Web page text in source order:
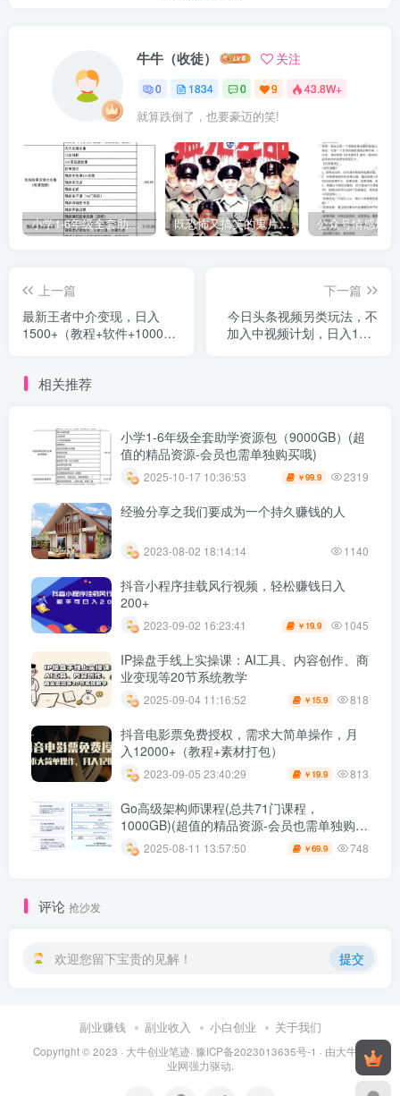
牛牛（收徒） 关注
0 1834 0 9 43.8W+
就算跌倒了，也要豪迈的笑!
小学1-6年级全套助学资源包（9000GB）(超值的精品资源-会员也需单独购买哦) 既恐怖又搞笑的鬼片（10部猛鬼恐怖片都是喜剧片）
上一篇
最新王者中介变现，日入
1500+（教程+软件+1000G
下一篇
今日头条视频另类玩法，不
加入中视频计划，日入100-
相关推荐
小学1-6年级全套助学资源包（9000GB）(超
值的精品资源-会员也需单独购买哦)
2025-10-17 10:36:53 ￥99.9 2319
经验分享之我们要成为一个持久赚钱的人
2023-08-02 18:14:14 1140
抖音小程序挂载风行视频，轻松赚钱日入
200+
2023-09-02 16:23:41 ￥ 19.9 1045
IP操盘手线上实操课：AI工具、内容创作、商
业变现等20节系统教学
2025-09-04 11:16:52 ￥ 15.9 818
抖音电影票免费授权，需求大简单操作，月
入12000+（教程+素材打包）
2023-09-05 23:40:29 ￥ 19.9 813
Go高级架构师课程(总共71门课程，
1000GB)(超值的精品资源-会员也需单独购买
哦)
2025-08-11 13:57:50 ￥69.9 748
评论 抢沙发
欢迎您留下宝贵的见解！ 提交
副业赚钱 副业收入 小白创业 关于我们
Copyright © 2023 · 大牛创业笔迹· 豫ICP备2023013635号-1 · 由大牛创
业网强力驱动.